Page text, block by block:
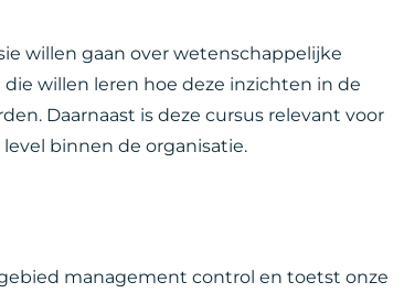
willen gaan over wetenschappelijke
willen leren hoe deze inzichten in de
Daarnaast is deze cursus relevant voor
binnen de organisatie.
management control en toetst onze